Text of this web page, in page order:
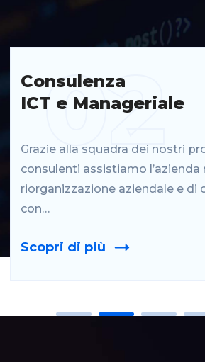
03
Servizi
gestiti
Grazie al Monitoring
automatica e da remoto i livelli
corretto funzionamento degli…